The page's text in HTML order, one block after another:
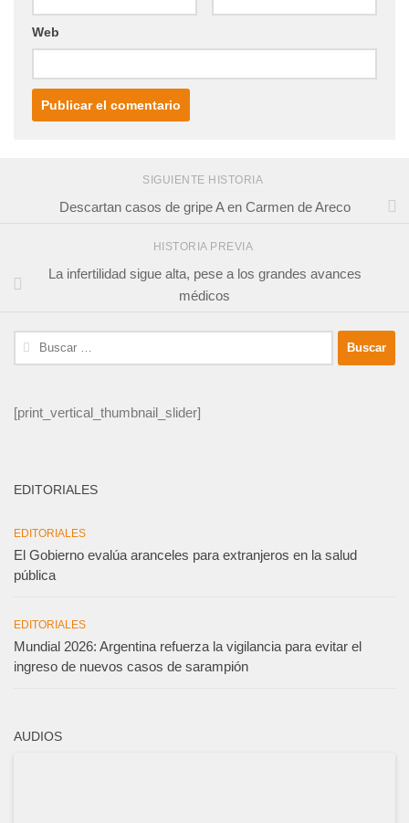
Web
SIGUIENTE HISTORIA
Descartan casos de gripe A en Carmen de Areco
HISTORIA PREVIA
La infertilidad sigue alta, pese a los grandes avances
médicos
Buscar:
[print_vertical_thumbnail_slider]
EDITORIALES
EDITORIALES
El Gobierno evalúa aranceles para extranjeros en la salud
pública
EDITORIALES
Mundial 2026: Argentina refuerza la vigilancia para evitar el
ingreso de nuevos casos de sarampión
AUDIOS